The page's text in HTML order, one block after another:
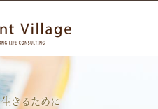
きるために